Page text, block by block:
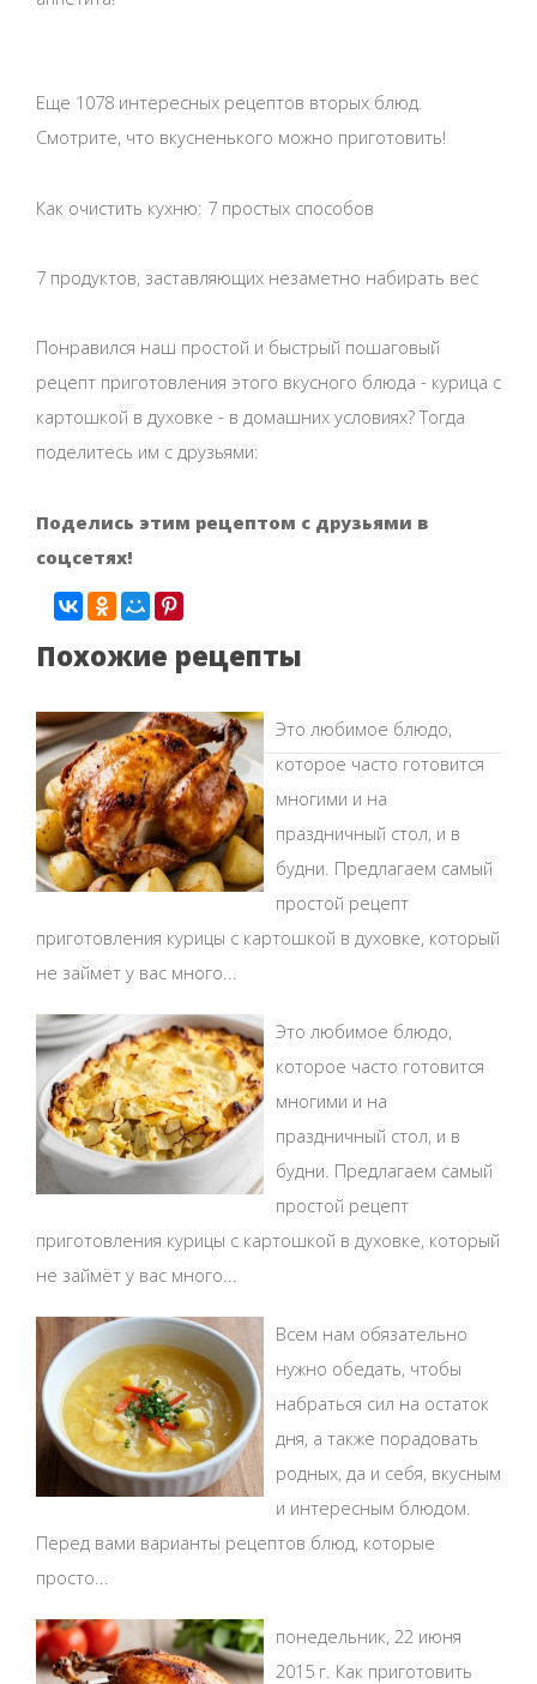
Еще 1078 интересных рецептов вторых блюд.
Смотрите, что вкусненького можно приготовить!
Как очистить кухню: 7 простых способов
7 продуктов, заставляющих незаметно набирать вес
Понравился наш простой и быстрый пошаговый
рецепт приготовления этого вкусного блюда - курица с
картошкой в духовке - в домашних условиях? Тогда
поделитесь им с друзьями:
Поделись этим рецептом с друзьями в
соцсетях!
Похожие рецепты
Это любимое блюдо,
которое часто готовится
многими и на
праздничный стол, и в
будни. Предлагаем самый
простой рецепт
приготовления курицы с картошкой в духовке, который
не займёт у вас много...
Это любимое блюдо,
которое часто готовится
многими и на
праздничный стол, и в
будни. Предлагаем самый
простой рецепт
приготовления курицы с картошкой в духовке, который
не займёт у вас много...
Всем нам обязательно
нужно обедать, чтобы
набраться сил на остаток
дня, а также порадовать
родных, да и себя, вкусным
и интересным блюдом.
Перед вами варианты рецептов блюд, которые
просто...
понедельник, 22 июня
2015 г. Как приготовить